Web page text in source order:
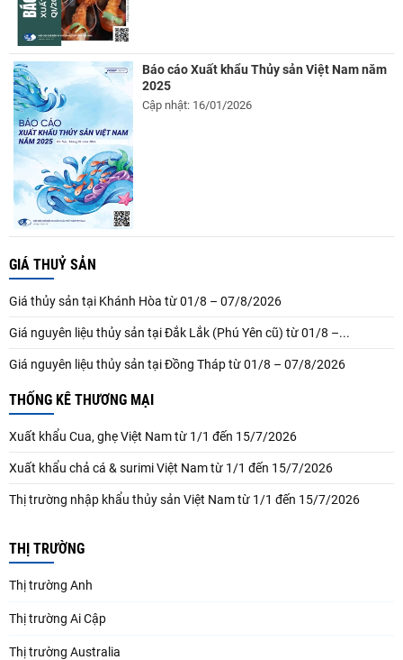
Báo cáo Xuất khẩu Thủy sản Việt Nam năm
2025
Cập nhật: 16/01/2026
GIÁ THUỶ SẢN
Giá thủy sản tại Khánh Hòa từ 01/8 – 07/8/2026
Giá nguyên liệu thủy sản tại Đắk Lắk (Phú Yên cũ) từ 01/8 –...
Giá nguyên liệu thủy sản tại Đồng Tháp từ 01/8 – 07/8/2026
THỐNG KÊ THƯƠNG MẠI
Xuất khẩu Cua, ghẹ Việt Nam từ 1/1 đến 15/7/2026
Xuất khẩu chả cá & surimi Việt Nam từ 1/1 đến 15/7/2026
Thị trường nhập khẩu thủy sản Việt Nam từ 1/1 đến 15/7/2026
THỊ TRƯỜNG
Thị trường Anh
Thị trường Ai Cập
Thị trường Australia